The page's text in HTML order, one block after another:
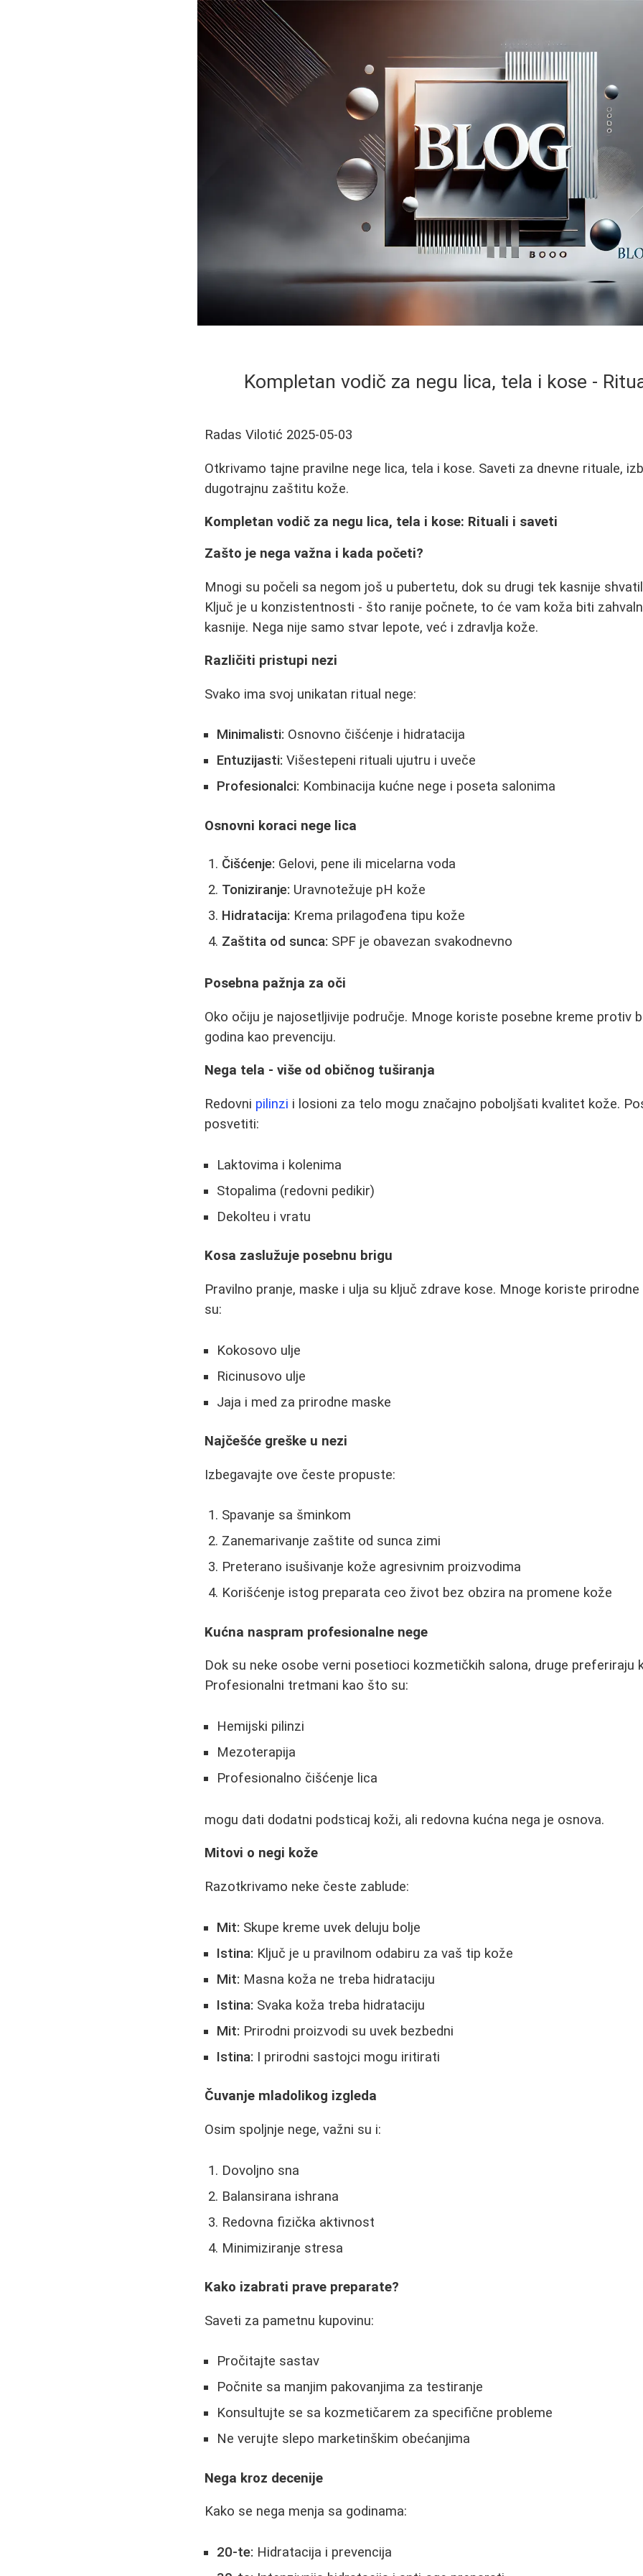
Kompletan vodič za negu lica, tela i kose -
Radas Vilotić 2025-05-03
Otkrivamo tajne pravilne nege lica, tela i kose. Saveti za dnevne rituale,
dugotrajnu zaštitu kože.
Kompletan vodič za negu lica, tela i kose: Rituali i saveti
Zašto je nega važna i kada početi?
Mnogi su počeli sa negom još u pubertetu, dok su drugi tek kasnije
Ključ je u konzistentnosti - što ranije počnete, to će vam koža biti
kasnije. Nega nije samo stvar lepote, već i zdravlja kože.
Različiti pristupi nezi
Svako ima svoj unikatan ritual nege:
Minimalisti: Osnovno čišćenje i hidratacija
Entuzijasti: Višestepeni rituali ujutru i uveče
Profesionalci: Kombinacija kućne nege i poseta salonima
Osnovni koraci nege lica
Čišćenje: Gelovi, pene ili micelarna voda
Toniziranje: Uravnotežuje pH kože
Hidratacija: Krema prilagođena tipu kože
Zaštita od sunca: SPF je obavezan svakodnevno
Posebna pažnja za oči
Oko očiju je najosetljivije područje. Mnoge koriste posebne kreme protiv
godina kao prevenciju.
Nega tela - više od običnog tuširanja
Redovni pilinzi i losioni za telo mogu značajno poboljšati kvalitet kože.
posvetiti:
Laktovima i kolenima
Stopalima (redovni pedikir)
Dekolteu i vratu
Kosa zaslužuje posebnu brigu
Pravilno pranje, maske i ulja su ključ zdrave kose. Mnoge koriste
su:
Kokosovo ulje
Ricinusovo ulje
Jaja i med za prirodne maske
Najčešće greške u nezi
Izbegavajte ove česte propuste:
Spavanje sa šminkom
Zanemarivanje zaštite od sunca zimi
Preterano isušivanje kože agresivnim proizvodima
Korišćenje istog preparata ceo život bez obzira na promene kože
Kućna naspram profesionalne nege
Dok su neke osobe verni posetioci kozmetičkih salona, druge preferiraju
Profesionalni tretmani kao što su:
Hemijski pilinzi
Mezoterapija
Profesionalno čišćenje lica
mogu dati dodatni podsticaj koži, ali redovna kućna nega je osnova.
Mitovi o negi kože
Razotkrivamo neke česte zablude:
Mit: Skupe kreme uvek deluju bolje
Istina: Ključ je u pravilnom odabiru za vaš tip kože
Mit: Masna koža ne treba hidrataciju
Istina: Svaka koža treba hidrataciju
Mit: Prirodni proizvodi su uvek bezbedni
Istina: I prirodni sastojci mogu iritirati
Čuvanje mladolikog izgleda
Osim spoljnje nege, važni su i:
Dovoljno sna
Balansirana ishrana
Redovna fizička aktivnost
Minimiziranje stresa
Kako izabrati prave preparate?
Saveti za pametnu kupovinu:
Pročitajte sastav
Počnite sa manjim pakovanjima za testiranje
Konsultujte se sa kozmetičarem za specifične probleme
Ne verujte slepo marketinškim obećanjima
Nega kroz decenije
Kako se nega menja sa godinama:
20-te: Hidratacija i prevencija